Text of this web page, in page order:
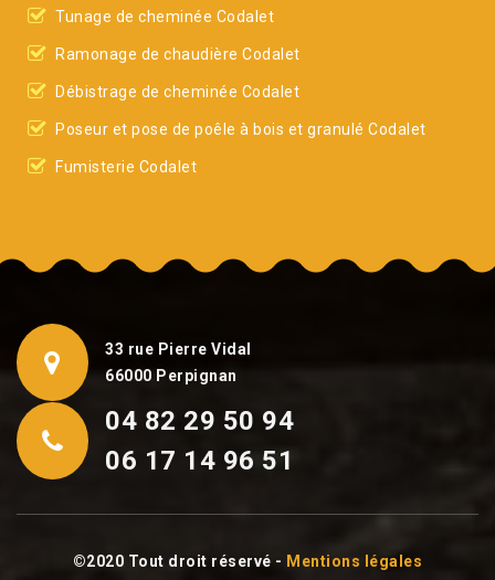
Tunage de cheminée Codalet
Ramonage de chaudière Codalet
Débistrage de cheminée Codalet
Poseur et pose de poêle à bois et granulé Codalet
Fumisterie Codalet
33 rue Pierre Vidal
66000 Perpignan
04 82 29 50 94
06 17 14 96 51
©2020 Tout droit réservé - Mentions légales